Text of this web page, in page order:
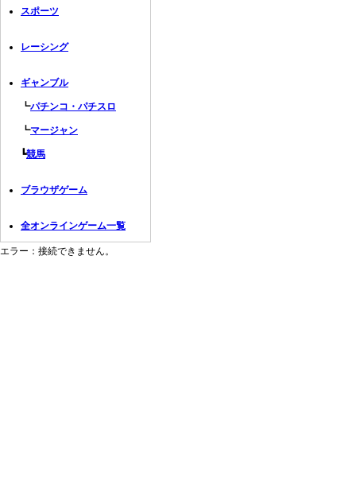
スポーツ
レーシング
ギャンブル
┗パチンコ・パチスロ
┗マージャン
┗競馬
ブラウザゲーム
全オンラインゲーム一覧
エラー：接続できません。